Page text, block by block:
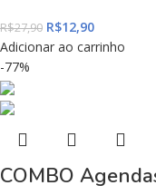
R$27,90 R$12,90
Adicionar ao carrinho
-77%
COMBO